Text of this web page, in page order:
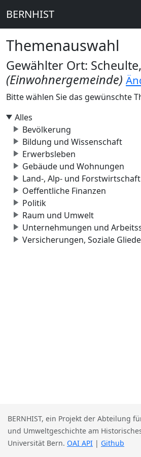
BERNHIST
Themenauswahl
Gewählter Ort:
(Einwohnergemeinde)
Bitte wählen Sie das gewünschte
Alles
Bevölkerung
Bildung und Wissenschaft
Erwerbsleben
Gebäude und Wohnungen
Land-, Alp- und Forstwirtschaft
Oeffentliche Finanzen
Politik
Raum und Umwelt
Unternehmungen und
Versicherungen, Soziale
BERNHIST, ein Projekt der Abteilung
und Umweltgeschichte am
Universität Bern. OAI API | Github